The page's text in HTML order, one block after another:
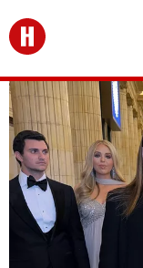
Перейти на главную